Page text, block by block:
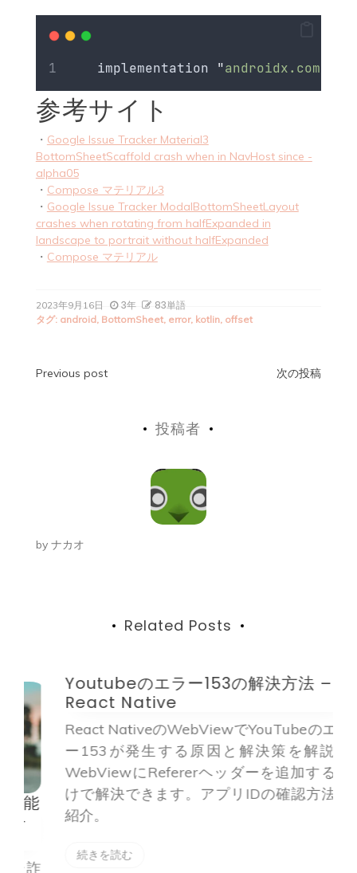
    implementation
"
参考サイト
・ Google Issue Tracker Material3
BottomSheetScaffold crash when in NavHost since -
alpha05
・ Compose マテリアル3
・ Google Issue Tracker ModalBottomSheetLayout
crashes when rotating from halfExpanded in
landscape to portrait without halfExpanded
・ Compose マテリアル
2023年9月16日 3年 83単語
タグ: android, BottomSheet, error, kotlin, offset
投
ー
シ
Previous post 次の投稿
投稿者
by ナカオ
Related Posts
Youtubeのエラー153の解決方法 –
React Native
React NativeのWebViewでYouTubeのエラ
ー153が発生する原因と解決策を解説。
WebViewにRefererヘッダーを追加するだ
けで解決できます。アプリIDの確認方法も
紹介。
続きを読む